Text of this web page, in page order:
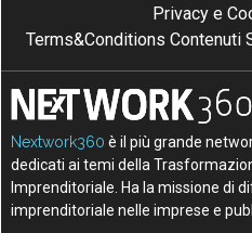
Privacy e
Terms&Conditions Contenuti
Nextwork360 è il più grande
dedicati ai temi della
Imprenditoriale. Ha la missione di
imprenditoriale nelle imprese e